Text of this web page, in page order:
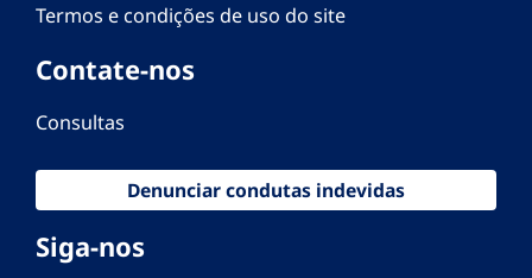
Termos e condições de uso do site
Contate-nos
Consultas
Denunciar condutas indevidas
Siga-nos